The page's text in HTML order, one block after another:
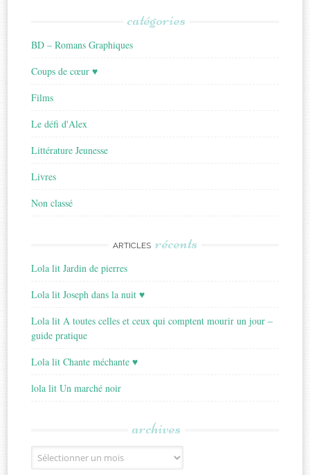
catégories
BD – Romans Graphiques
Coups de cœur ♥
Films
Le défi d'Alex
Littérature Jeunesse
Livres
Non classé
ARTICLES récents
Lola lit Jardin de pierres
Lola lit Joseph dans la nuit ♥
Lola lit A toutes celles et ceux qui comptent mourir un jour –
guide pratique
Lola lit Chante méchante ♥
lola lit Un marché noir
archives
Archives